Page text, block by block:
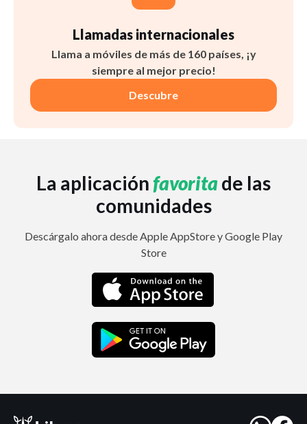
Llamadas internacionales
Llama a móviles de más de 160 países, ¡y
siempre al mejor precio!
Descubre
La aplicaciónfavoritade las
comunidades
Descárgalo ahora desde Apple AppStore y Google Play
Store